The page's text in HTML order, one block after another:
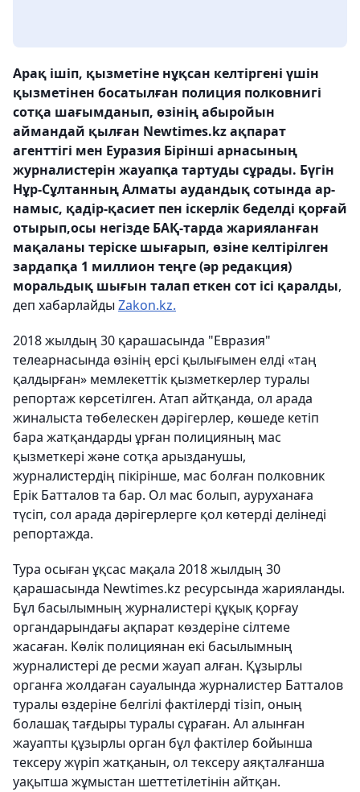
Арақ ішіп, қызметіне нұқсан келтіргені үшін
қызметінен босатылған полиция полковнигі
сотқа шағымданып, өзінің абыройын
аймандай қылған Newtimes.kz ақпарат
агенттігі мен Еуразия Бірінші арнасының
журналистерін жауапқа тартуды сұрады. Бүгін
Нұр-Сұлтанның Алматы аудандық сотында ар-
намыс, қадір-қасиет пен іскерлік беделді қорғай
отырып,осы негізде БАҚ-тарда жарияланған
мақаланы теріске шығарып, өзіне келтірілген
зардапқа 1 миллион теңге (әр редакция)
моральдық шығын талап еткен сот ісі қаралды,
деп хабарлайды Zakon.kz.
2018 жылдың 30 қарашасында "Евразия"
телеарнасында өзінің ерсі қылығымен елді «таң
қалдырған» мемлекеттік қызметкерлер туралы
репортаж көрсетілген. Атап айтқанда, ол арада
жиналыста төбелескен дәрігерлер, көшеде кетіп
бара жатқандарды ұрған полицияның мас
қызметкері және сотқа арызданушы,
журналистердің пікірінше, мас болған полковник
Ерік Батталов та бар. Ол мас болып, ауруханаға
түсіп, сол арада дәрігерлерге қол көтерді делінеді
репортажда.
Тура осыған ұқсас мақала 2018 жылдың 30
қарашасында Newtimes.kz ресурсында жарияланды.
Бұл басылымның журналистері құқық қорғау
органдарындағы ақпарат көздеріне сілтеме
жасаған. Көлік полициянан екі басылымның
журналистері де ресми жауап алған. Құзырлы
органға жолдаған сауалында журналистер Батталов
туралы өздеріне белгілі фактілерді тізіп, оның
болашақ тағдыры туралы сұраған. Ал алынған
жауапты құзырлы орган бұл фактілер бойынша
тексеру жүріп жатқанын, ол тексеру аяқталғанша
уақытша жұмыстан шеттетілетінін айтқан.